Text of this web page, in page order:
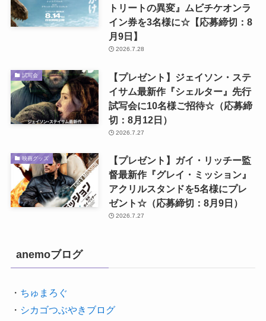
トリートの異変』ムビチケオンラ
イン券を3名様に☆【応募締切：8
月9日】
2026.7.28
試写会
【プレゼント】ジェイソン・ステ
イサム最新作『シェルター』先行
試写会に10名様ご招待☆（応募締
切：8月12日）
2026.7.27
映画グッズ
【プレゼント】ガイ・リッチー監
督最新作『グレイ・ミッション』
アクリルスタンドを5名様にプレ
ゼント☆（応募締切：8月9日）
2026.7.27
anemoブログ
・ ちゅまろぐ
・ シカゴつぶやきブログ